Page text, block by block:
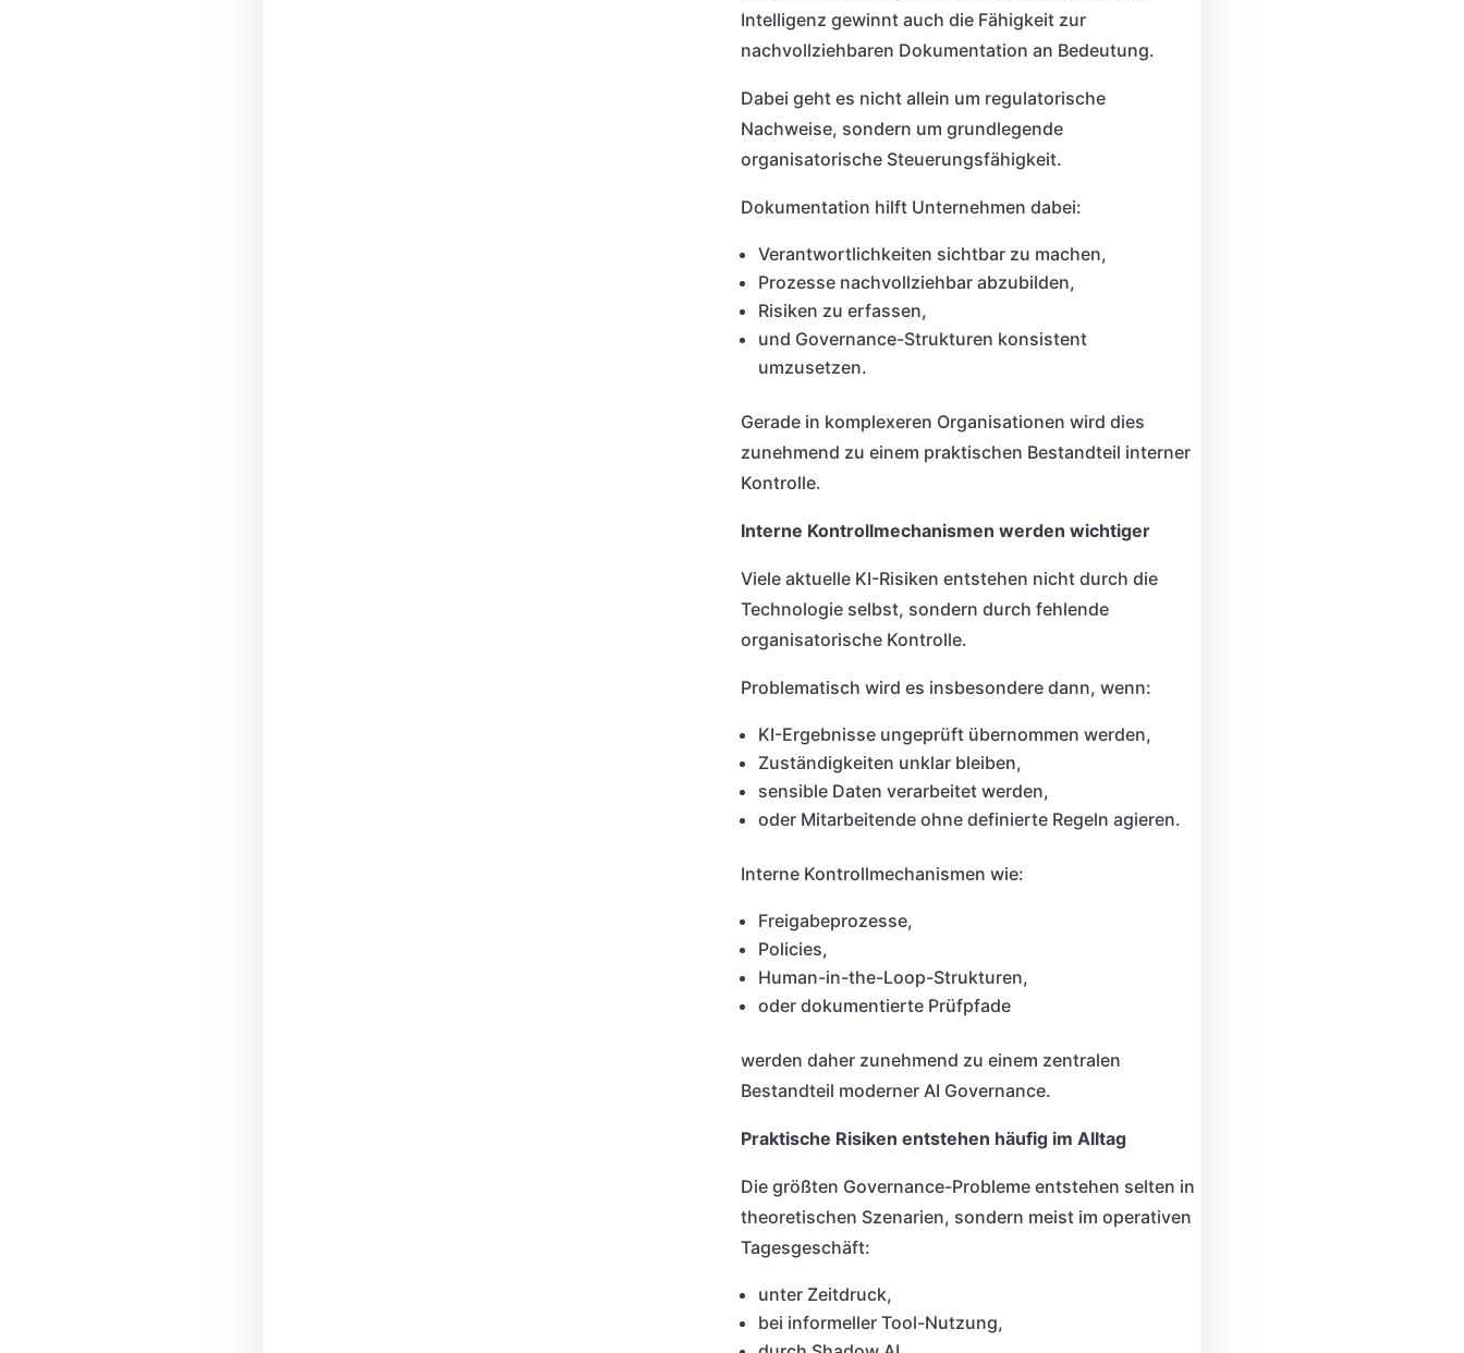
Intelligenz gewinnt auch die Fähigkeit zur
nachvollziehbaren Dokumentation an Bedeutung.
Dabei geht es nicht allein um regulatorische
Nachweise, sondern um grundlegende
organisatorische Steuerungsfähigkeit.
Dokumentation hilft Unternehmen dabei:
Verantwortlichkeiten sichtbar zu machen,
Prozesse nachvollziehbar abzubilden,
Risiken zu erfassen,
und Governance-Strukturen konsistent
umzusetzen.
Gerade in komplexeren Organisationen wird dies
zunehmend zu einem praktischen Bestandteil interner
Kontrolle.
Interne Kontrollmechanismen werden wichtiger
Viele aktuelle KI-Risiken entstehen nicht durch die
Technologie selbst, sondern durch fehlende
organisatorische Kontrolle.
Problematisch wird es insbesondere dann, wenn:
KI-Ergebnisse ungeprüft übernommen werden,
Zuständigkeiten unklar bleiben,
sensible Daten verarbeitet werden,
oder Mitarbeitende ohne definierte Regeln agieren.
Interne Kontrollmechanismen wie:
Freigabeprozesse,
Policies,
Human-in-the-Loop-Strukturen,
oder dokumentierte Prüfpfade
werden daher zunehmend zu einem zentralen
Bestandteil moderner AI Governance.
Praktische Risiken entstehen häufig im Alltag
Die größten Governance-Probleme entstehen selten in
theoretischen Szenarien, sondern meist im operativen
Tagesgeschäft:
unter Zeitdruck,
bei informeller Tool-Nutzung,